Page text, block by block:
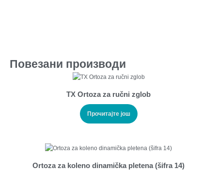
Повезани производи
TX Ortoza za ručni zglob
Прочитајте још
Ortoza za koleno dinamička pletena (šifra 14)